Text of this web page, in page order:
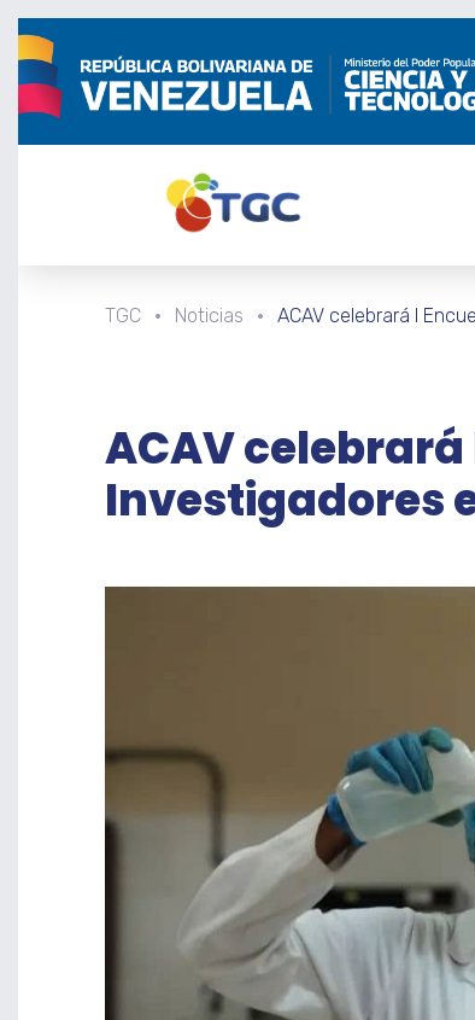
TGC Noticias ACAV celebrará I
ACAV
Investigadores